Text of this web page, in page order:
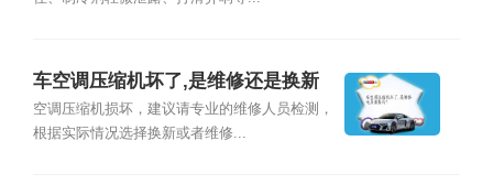
车空调压缩机坏了,是维修还是换新
的？
空调压缩机损坏，建议请专业的维修人员检测，
根据实际情况选择换新或者维修...